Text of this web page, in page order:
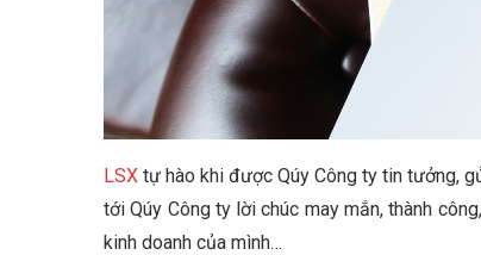
LSX tự hào khi được Qúy Công ty tin tưởng,
tới Qúy Công ty lời chúc may mắn, thành
kinh doanh của mình…